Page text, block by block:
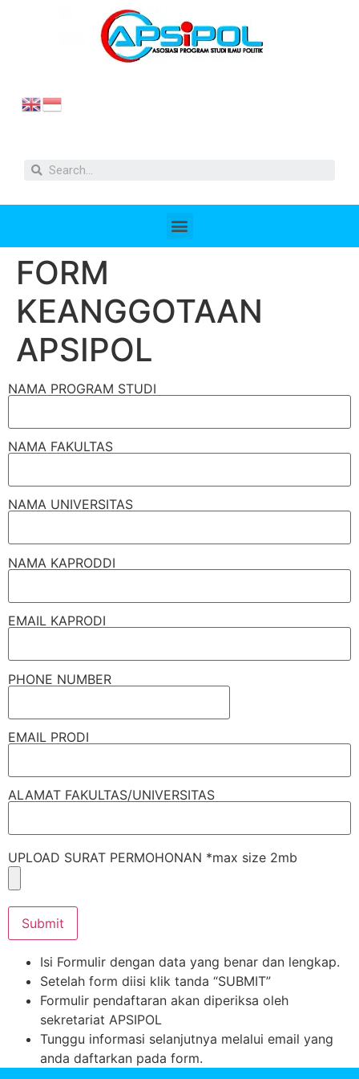
FORM
KEANGGOTAAN
APSIPOL
NAMA PROGRAM STUDI
NAMA FAKULTAS
NAMA UNIVERSITAS
NAMA KAPRODDI
EMAIL KAPRODI
PHONE NUMBER
EMAIL PRODI
ALAMAT FAKULTAS/UNIVERSITAS
UPLOAD SURAT PERMOHONAN *max size 2mb
Isi Formulir dengan data yang benar dan lengkap.
Setelah form diisi klik tanda “SUBMIT”
Formulir pendaftaran akan diperiksa oleh
sekretariat APSIPOL
Tunggu informasi selanjutnya melalui email yang
anda daftarkan pada form.